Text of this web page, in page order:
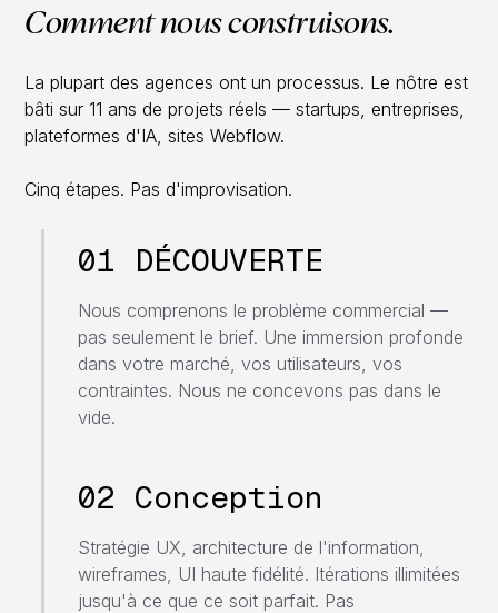
Commentnousconstruisons.
La plupart des agences ont un processus. Le nôtre est
bâti sur 11 ans de projets réels — startups, entreprises,
plateformes d'IA, sites Webflow.
Cinq étapes. Pas d'improvisation.
01 DÉCOUVERTE
Nous comprenons le problème commercial —
pas seulement le brief. Une immersion profonde
dans votre marché, vos utilisateurs, vos
contraintes. Nous ne concevons pas dans le
vide.
02 Conception
Stratégie UX, architecture de l'information,
wireframes, UI haute fidélité. Itérations illimitées
jusqu'à ce que ce soit parfait. Pas